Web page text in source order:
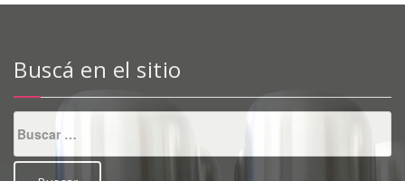
Buscá en el sitio